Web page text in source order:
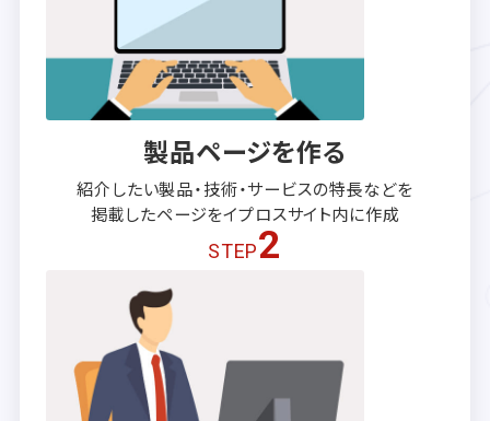
製品ページを作る
紹介したい製品・技術・サービスの特長などを
掲載したページをイプロスサイト内に作成
STEP2